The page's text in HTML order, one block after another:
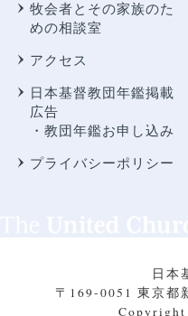
牧会者とその家族のた
めの相談室
アクセス
日本基督教団年鑑掲載
広告
・教団年鑑お申し込み
プライバシーポリシー
日本
〒169-0051 東京都